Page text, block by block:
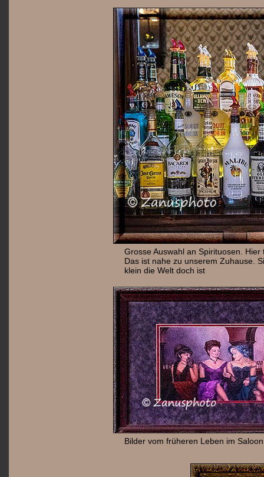
Grosse Auswahl an Spirituosen.
Das ist nahe zu unserem Zuhause.
klein die Welt doch ist
Bilder vom früheren Leben im